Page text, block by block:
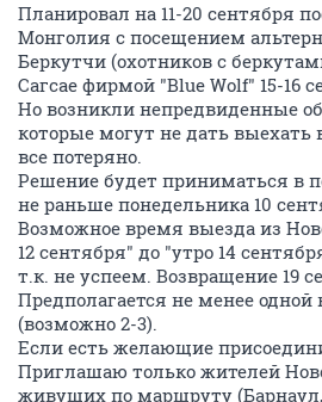
Планировал на 11-20 сентября
Монголия с посещением
Беркутчи (охотников с
Сагсае фирмой "Blue Wolf" 15-16
Но возникли непредвиденные
которые могут не дать выехать
все потеряно.
Решение будет приниматься в
не раньше понедельника 10
Возможное время выезда из
12 сентября" до "утро 14
т.к. не успеем. Возвращение 19
Предполагается не менее одной
(возможно 2-3).
Если есть желающие
Приглашаю только жителей
живущих по маршруту (Барнаул,